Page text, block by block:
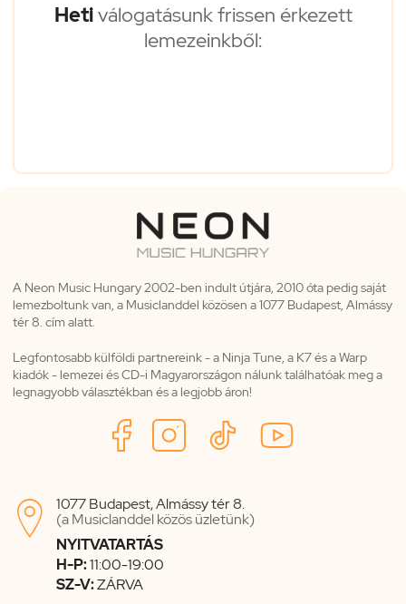
Hetiválogatásunk frissen érkezett
lemezeinkből:
A Neon Music Hungary 2002-ben indult útjára, 2010 óta pedig saját
lemezboltunk van, a Musiclanddel közösen a 1077 Budapest, Almássy
tér 8. cím alatt.
Legfontosabb külföldi partnereink - a Ninja Tune, a K7 és a Warp
kiadók - lemezei és CD-i Magyarországon nálunk találhatóak meg a
legnagyobb választékban és a legjobb áron!

1077 Budapest, Almássy tér 8.
(a Musiclanddel közös üzletünk)
NYITVATARTÁS
H-P:11:00-19:00
SZ-V:ZÁRVA